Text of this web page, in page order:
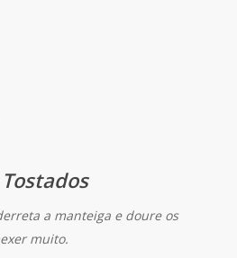
a manteiga e doure os
muito.